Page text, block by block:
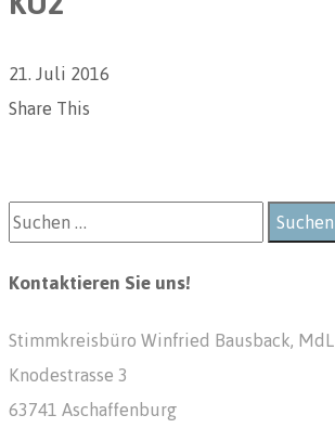
21. Juli 2016
Share This
Kontaktieren Sie uns!
Stimmkreisbüro Winfried Bausback, MdL
Knodestrasse 3
63741 Aschaffenburg